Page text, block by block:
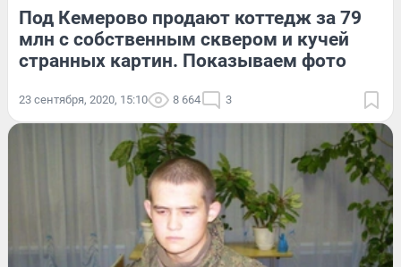
Под Кемерово продают коттедж за 79
млн с собственным сквером и кучей
странных картин. Показываем фото
23 сентября, 2020, 15:10 8 664 3